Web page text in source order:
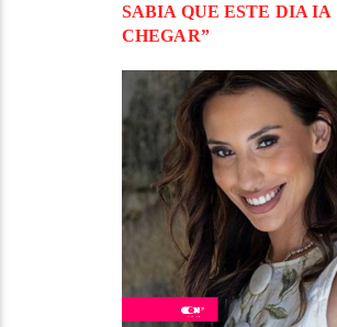
SABIA QUE ESTE DIA IA
CHEGAR”